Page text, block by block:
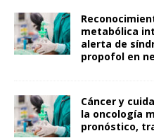
metabólica
alerta de
propofol en
Cáncer y
la oncología
pronóstico,